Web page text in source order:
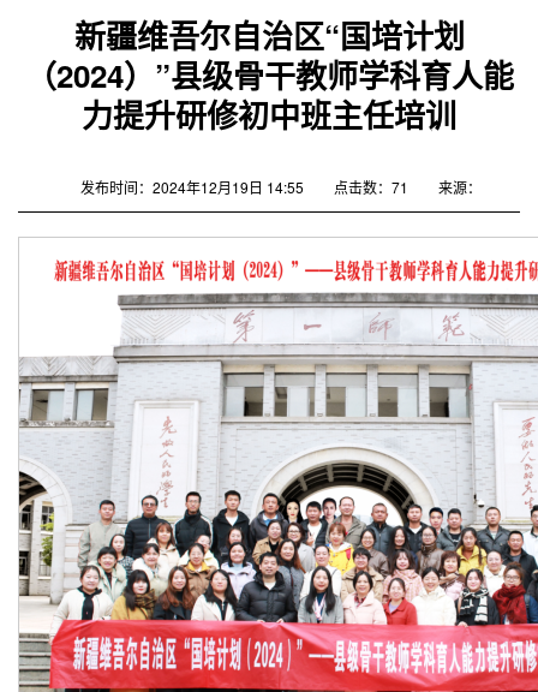
新疆维吾尔自治区“国培计划
（2024）”县级骨干教师学科育人能
力提升研修初中班主任培训
发布时间：2024年12月19日 14:55 点击数： 71 来源：